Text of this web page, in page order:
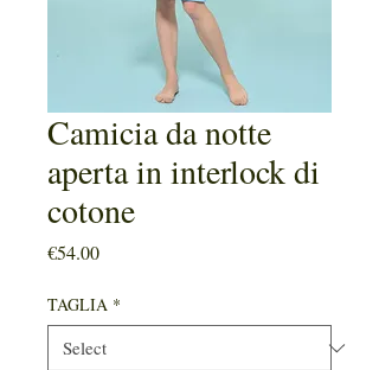
Camicia da notte
aperta in interlock di
cotone
€54.00Price
TAGLIA *